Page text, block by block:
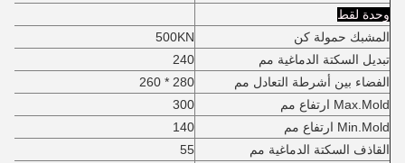
وحدة لقط
المشبك حمولة كن
500KN
تبديل السكتة الدماغية مم
240
الفضاء بين أشرطة التعادل مم
280 * 260
Max.Mold ارتفاع مم
300
Min.Mold ارتفاع مم
140
القاذف السكتة الدماغية مم
55